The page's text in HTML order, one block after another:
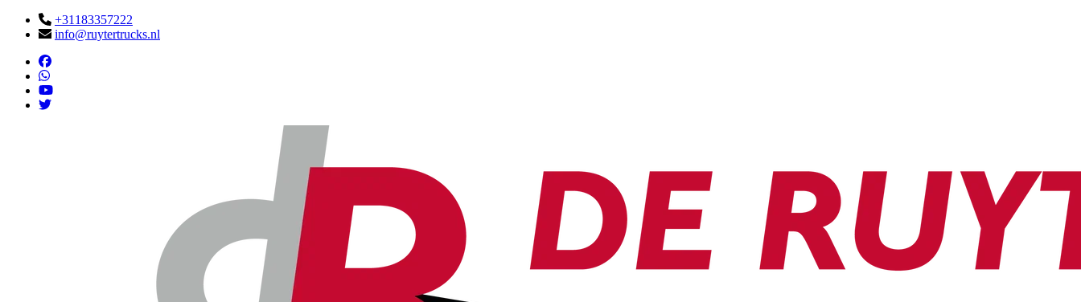
+31183357222
info@ruytertrucks.nl